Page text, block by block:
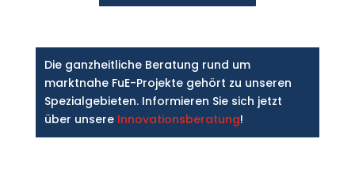
Die ganzheitliche Beratung rund um
marktnahe FuE-Projekte gehört zu unseren
Spezialgebieten. Informieren Sie sich jetzt
über unsere Innovationsberatung!